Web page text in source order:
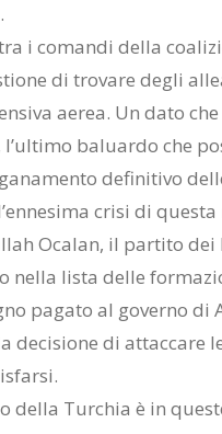
i co­man­di del­la
di tro­va­re de­gli
ae­rea. Un dato
ba­luar­do che
de­fi­ni­ti­vo
cri­si di
Oca­lan, il par­ti­to
nel­la li­sta del­le
pa­ga­to al go­ver­no
de­ci­sio­ne di at­tac­ca­re
del­la Tur­chia è in